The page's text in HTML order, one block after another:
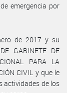
emergencia por
de 2017 y su
GABINETE DE
PARA LA
CIVIL y que le
actividades de los